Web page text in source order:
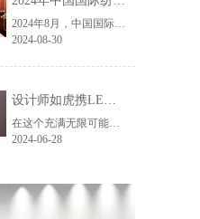
2024年8月，中国国际纺织面料及辅料（秋冬）博览会完美收官！作为一家拥有30年历史的专业衣架制造商，我们非常荣幸能够参与这一盛会，并在此期间与众多客户进行了广泛而深入的交流。
2024-08-30
设计师如虎携LEMONLEE红雪松礼盒荣获第六届未来·已来香港新锐当代设计奖铜奖
在这个充满无限可能的2024年夏季，LEMONLEE品牌设计师如虎以其非凡的创意与对自然的深刻理解，精心打造的红雪松木球礼盒，在“2024未来·已来——第六届香港新锐当代设计奖”中摘得铜奖。这不仅是对设计师如虎原创设计能力的嘉奖，更是对LEMONLEE品牌的高度认可。
2024-06-28